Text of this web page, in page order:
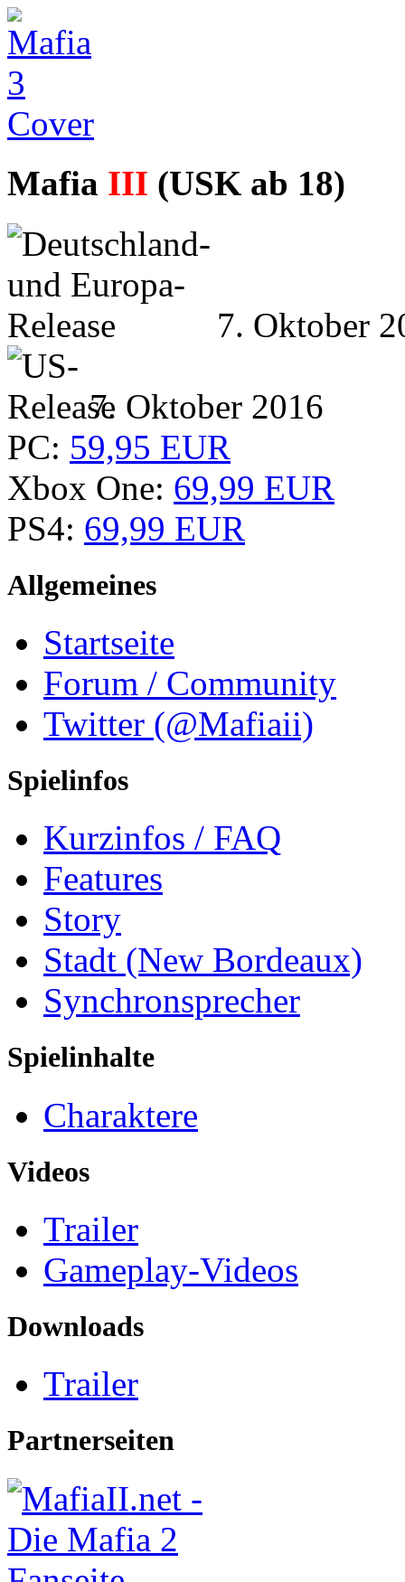
Mafia III (USK ab 18)
7. Oktober
7. Oktober 2016
PC: 59,95 EUR
Xbox One: 69,99 EUR
PS4: 69,99 EUR
Allgemeines
Startseite
Forum / Community
Twitter (@Mafiaii)
Spielinfos
Kurzinfos / FAQ
Features
Story
Stadt (New Bordeaux)
Synchronsprecher
Spielinhalte
Charaktere
Videos
Trailer
Gameplay-Videos
Downloads
Trailer
Partnerseiten